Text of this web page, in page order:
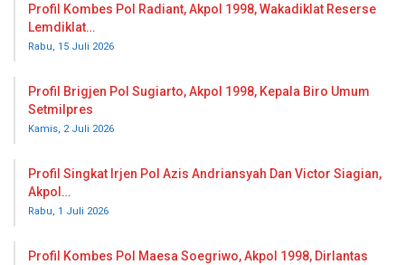
Profil Kombes Pol Radiant, Akpol 1998, Wakadiklat Reserse
Lemdiklat…
Rabu, 15 Juli 2026
Profil Brigjen Pol Sugiarto, Akpol 1998, Kepala Biro Umum
Setmilpres
Kamis, 2 Juli 2026
Profil Singkat Irjen Pol Azis Andriansyah Dan Victor Siagian,
Akpol…
Rabu, 1 Juli 2026
Profil Kombes Pol Maesa Soegriwo, Akpol 1998, Dirlantas